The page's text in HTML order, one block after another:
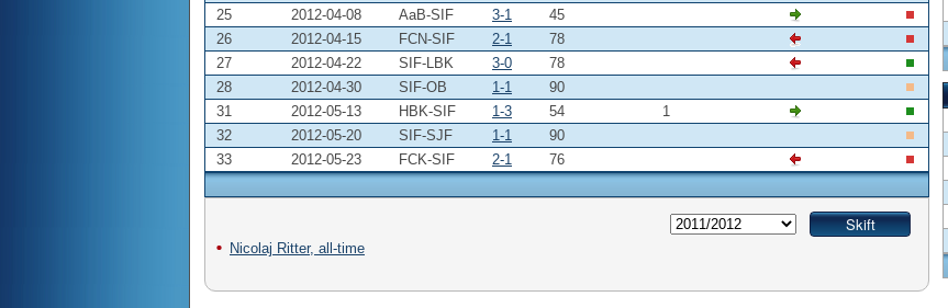
25
2012-04-08 AaB-SIF 3-1
45
26
2012-04-15 FCN-SIF 2-1
78
27
2012-04-22 SIF-LBK 3-0
78
28
2012-04-30 SIF-OB 1-1
90
31
2012-05-13 HBK-SIF 1-3 54
1
32
2012-05-20 SIF-SJF 1-1
90
33
2012-05-23 FCK-SIF 2-1 76
Nicolaj Ritter, all-time